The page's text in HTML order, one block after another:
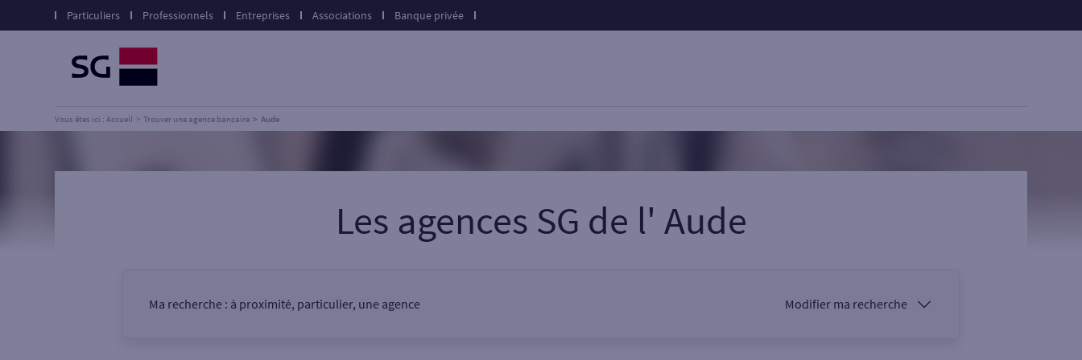
Particuliers Professionnels Entreprises Associations Banque privée
Vous êtes ici : Accueil Trouver une agence bancaire Aude
Les agences SG de l' Aude
Ma recherche : à proximité, particulier, une agence Modifier ma recherche